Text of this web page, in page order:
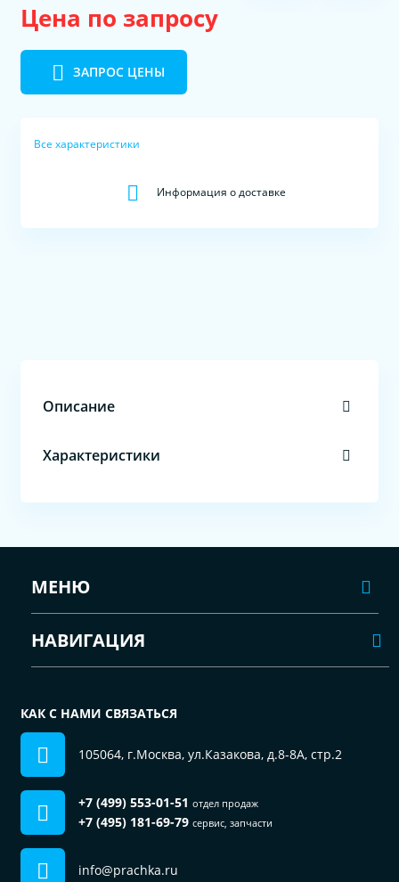
Цена по запросу
ЗАПРОС ЦЕНЫ
Все характеристики
Информация о доставке
Описание
Характеристики
МЕНЮ
НАВИГАЦИЯ
КАК С НАМИ СВЯЗАТЬСЯ
105064, г.Москва, ул.Казакова, д.8-8А, стр.2
+7 (499) 553-01-51 отдел продаж
+7 (495) 181-69-79 сервис, запчасти
info@prachka.ru